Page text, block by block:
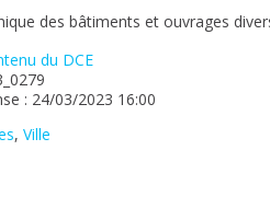
des bâtiments et ouvrages
du DCE
: 24/03/2023 16:00
, Ville